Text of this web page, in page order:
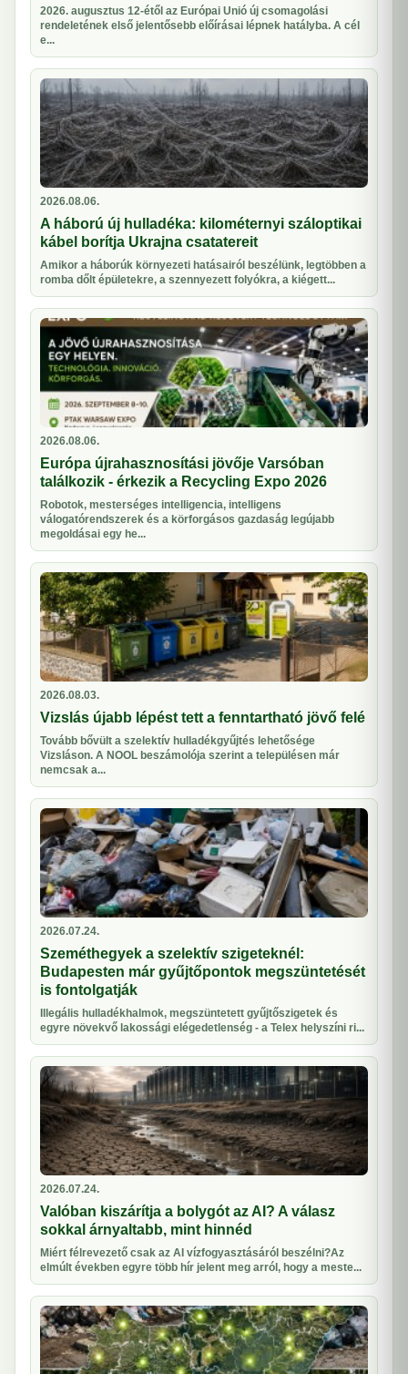
2026. augusztus 12-étől az Európai Unió új csomagolási
rendeletének első jelentősebb előírásai lépnek hatályba. A cél
e...
2026.08.06.
A háború új hulladéka: kilométernyi száloptikai
kábel borítja Ukrajna csatatereit
Amikor a háborúk környezeti hatásairól beszélünk, legtöbben a
romba dőlt épületekre, a szennyezett folyókra, a kiégett...
2026.08.06.
Európa újrahasznosítási jövője Varsóban
találkozik - érkezik a Recycling Expo 2026
Robotok, mesterséges intelligencia, intelligens
válogatórendszerek és a körforgásos gazdaság legújabb
megoldásai egy he...
2026.08.03.
Vizslás újabb lépést tett a fenntartható jövő felé
Tovább bővült a szelektív hulladékgyűjtés lehetősége
Vizsláson. A NOOL beszámolója szerint a településen már
nemcsak a...
2026.07.24.
Szeméthegyek a szelektív szigeteknél:
Budapesten már gyűjtőpontok megszüntetését
is fontolgatják
Illegális hulladékhalmok, megszüntetett gyűjtőszigetek és
egyre növekvő lakossági elégedetlenség - a Telex helyszíni ri...
2026.07.24.
Valóban kiszárítja a bolygót az AI? A válasz
sokkal árnyaltabb, mint hinnéd
Miért félrevezető csak az AI vízfogyasztásáról beszélni?Az
elmúlt években egyre több hír jelent meg arról, hogy a meste...